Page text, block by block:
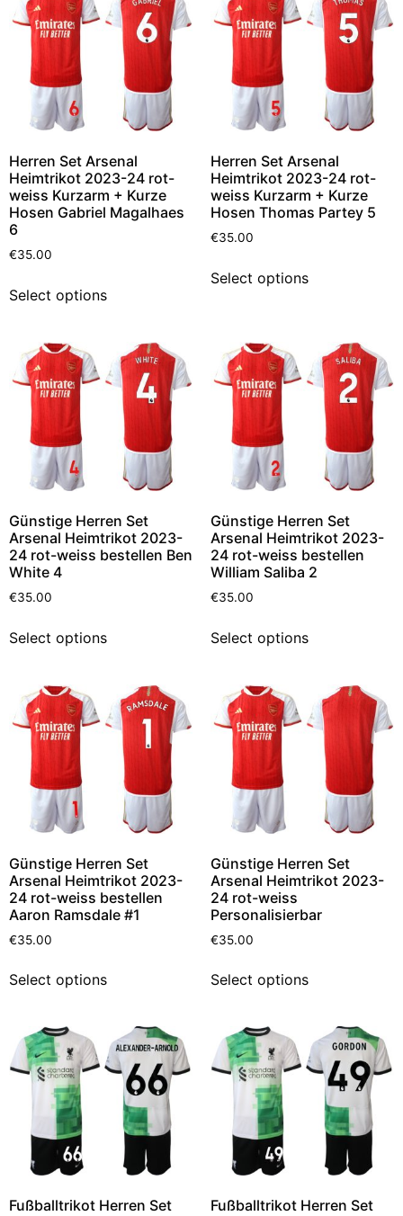
Herren Set Arsenal
Heimtrikot 2023-24 rot-
weiss Kurzarm + Kurze
Hosen Gabriel Magalhaes
6
€35.00
Select options
Herren Set Arsenal
Heimtrikot 2023-24 rot-
weiss Kurzarm + Kurze
Hosen Thomas Partey 5
€35.00
Select options
Günstige Herren Set
Arsenal Heimtrikot 2023-
24 rot-weiss bestellen Ben
White 4
€35.00
Select options
Günstige Herren Set
Arsenal Heimtrikot 2023-
24 rot-weiss bestellen
William Saliba 2
€35.00
Select options
Günstige Herren Set
Arsenal Heimtrikot 2023-
24 rot-weiss bestellen
Aaron Ramsdale #1
€35.00
Select options
Günstige Herren Set
Arsenal Heimtrikot 2023-
24 rot-weiss
Personalisierbar
€35.00
Select options
Fußballtrikot Herren Set
Fußballtrikot Herren Set